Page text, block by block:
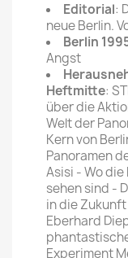
Editorial:
neue Berlin.
Berlin
Angst
Heftmitte:
über die
Welt der
Kern von
Panoramen
Asisi - Wo
sehen sind -
in die
Eberhard
Experiment